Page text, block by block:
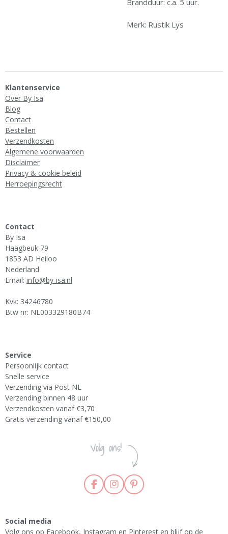
Merk: Rustik Lys
Klantenservice
Over By Isa
Blog
Contact
Bestellen
Verzendkosten
Algemene voorwaarden
Disclaimer
Privacy & cookie beleid
Herroepingsrecht
Contact
By Isa
Haagbeuk 79
1853 AD Heiloo
Nederland
Email: info@by-isa.nl
Kvk: 34246780
Btw nr: NL003329180B74
Service
Persoonlijk contact
Snelle service
Verzending via Post NL
Verzending binnen 48 uur
Verzendkosten vanaf €3,70
Gratis verzending vanaf €150,00
F
a
I
n
P
i
Social media
Volg ons op Facebook, Instagram en Pinterest en blijf op de